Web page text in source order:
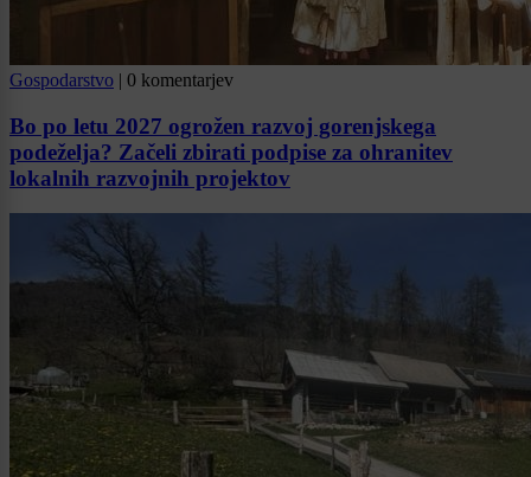
Gospodarstvo | 0 komentarjev
Bo po letu 2027 ogrožen razvoj gorenjskega
podeželja? Začeli zbirati podpise za ohranitev
lokalnih razvojnih projektov